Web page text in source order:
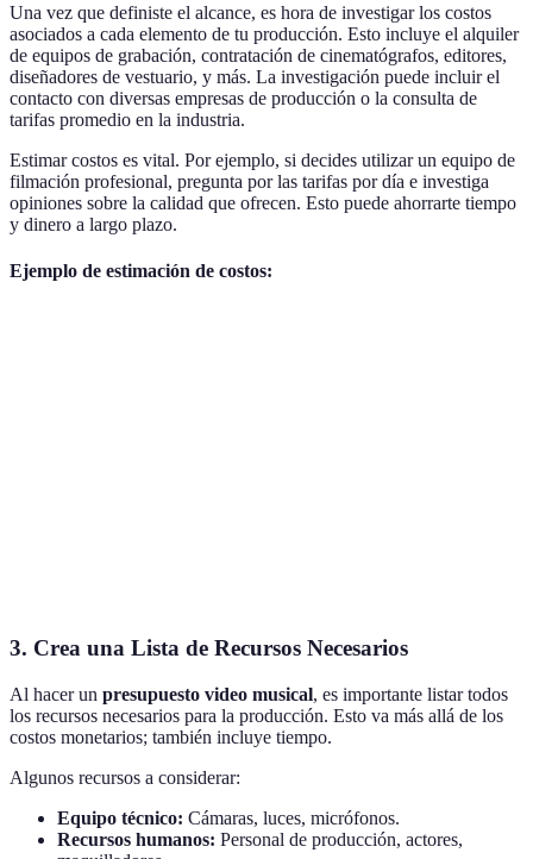
Una vez que definiste el alcance, es hora de investigar los costos
asociados a cada elemento de tu producción. Esto incluye el alquiler
de equipos de grabación, contratación de cinematógrafos, editores,
diseñadores de vestuario, y más. La investigación puede incluir el
contacto con diversas empresas de producción o la consulta de
tarifas promedio en la industria.
Estimar costos es vital. Por ejemplo, si decides utilizar un equipo de
filmación profesional, pregunta por las tarifas por día e investiga
opiniones sobre la calidad que ofrecen. Esto puede ahorrarte tiempo
y dinero a largo plazo.
Ejemplo de estimación de costos:
3. Crea una Lista de Recursos Necesarios
Al hacer un presupuesto video musical, es importante listar todos
los recursos necesarios para la producción. Esto va más allá de los
costos monetarios; también incluye tiempo.
Algunos recursos a considerar:
Equipo técnico: Cámaras, luces, micrófonos.
Recursos humanos: Personal de producción, actores,